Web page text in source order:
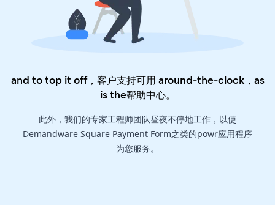
and to top it off，客户支持可用 around-the-clock，as
is the帮助中心。
此外，我们的专家工程师团队昼夜不停地工作，以使
Demandware Square Payment Form之类的powr应用程序
为您服务。